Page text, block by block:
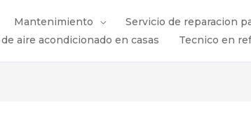
Mantenimiento
Servicio de reparacion
aire acondicionado en casas Tecnico en